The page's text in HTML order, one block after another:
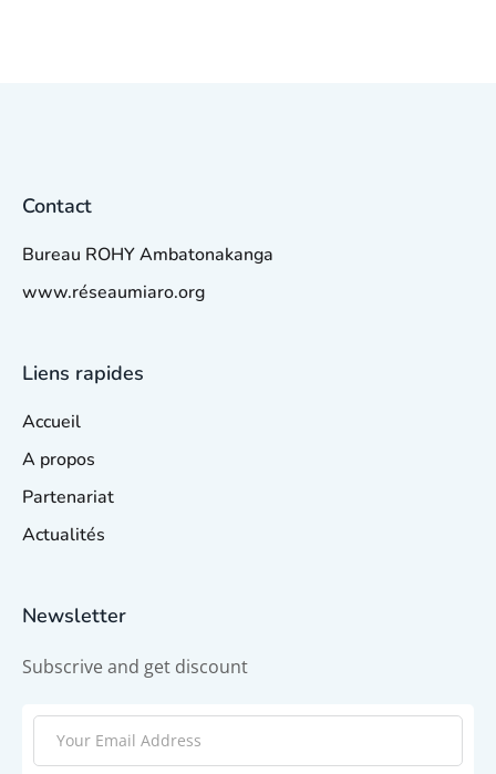
Contact
Bureau ROHY Ambatonakanga
www.réseaumiaro.org
Liens rapides
Accueil
A propos
Partenariat
Actualités
Newsletter
Subscrive and get discount